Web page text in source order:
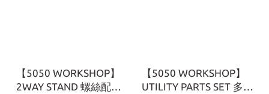
【5050 WORKSHOP】
2WAY STAND 螺絲配件
【5050 WORKSHOP】
UTILITY PARTS SET 多功